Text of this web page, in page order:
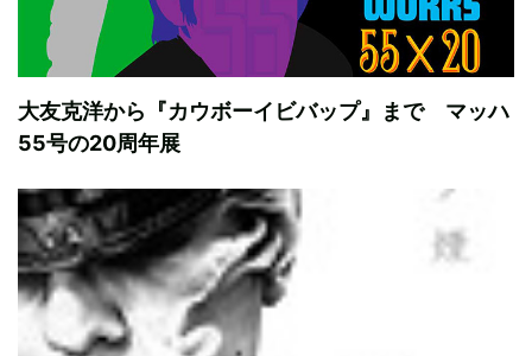
大友克洋から『カウボーイビバップ』まで マッハ
55号の20周年展